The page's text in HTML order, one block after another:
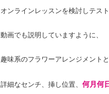
オンラインレッスンを検討しテス
動画でも説明していますように、
趣味系のフラワーアレンジメントと
詳細なセンチ、挿し位置、 何月何